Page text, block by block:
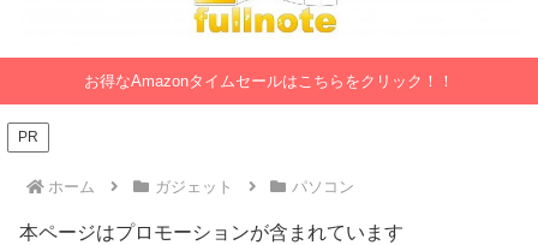
お得なAmazonタイムセールはこちらをクリック！！
PR
ホーム ガジェット パソコン
本ページはプロモーションが含まれています